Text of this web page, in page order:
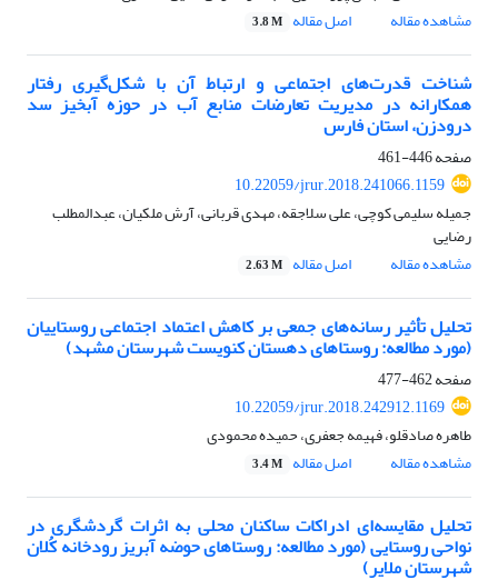
مشاهده مقاله
اصل مقاله 3.8 M
شناخت قدرت‌های اجتماعی و ارتباط آن با شکل‌گیری رفتار
همکارانه در مدیریت تعارضات منابع آب در حوزه آبخیز سد
درودزن، استان فارس
صفحه446-461
10.22059/jrur.2018.241066.1159
جمیله سلیمی کوچی، علی سلاجقه، مهدی قربانی، آرش ملکیان، عبدالمطلب
رضایی
مشاهده مقاله
اصل مقاله 2.63 M
تحلیل تأثیر رسانه‌های جمعی بر کاهش اعتماد اجتماعی روستاییان
(مورد مطالعه: روستاهای دهستان کنویست شهرستان مشهد)
صفحه462-477
10.22059/jrur.2018.242912.1169
طاهره صادقلو، فهیمه جعفری، حمیده محمودی
مشاهده مقاله
اصل مقاله 3.4 M
تحلیل مقایسه‌ای ادراکات ساکنان محلی به اثرات گردشگری در
نواحی روستایی (مورد مطالعه: روستاهای حوضه آبریز رودخانه کُلان
شهرستان ملایر)